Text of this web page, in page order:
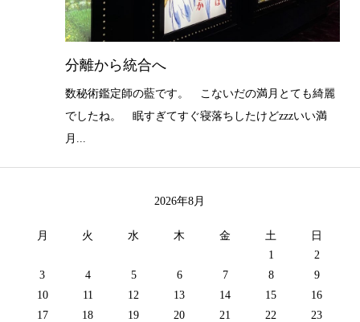
分離から統合へ
数秘術鑑定師の藍です。 こないだの満月とても綺麗
でしたね。 眠すぎてすぐ寝落ちしたけどzzzいい満
月...
2026年8月
月 火 水 木 金 土
日
1
2
3
4 5 6 7 8
9
10
11 12 13 14 15
16
17
18 19 20 21 22
23